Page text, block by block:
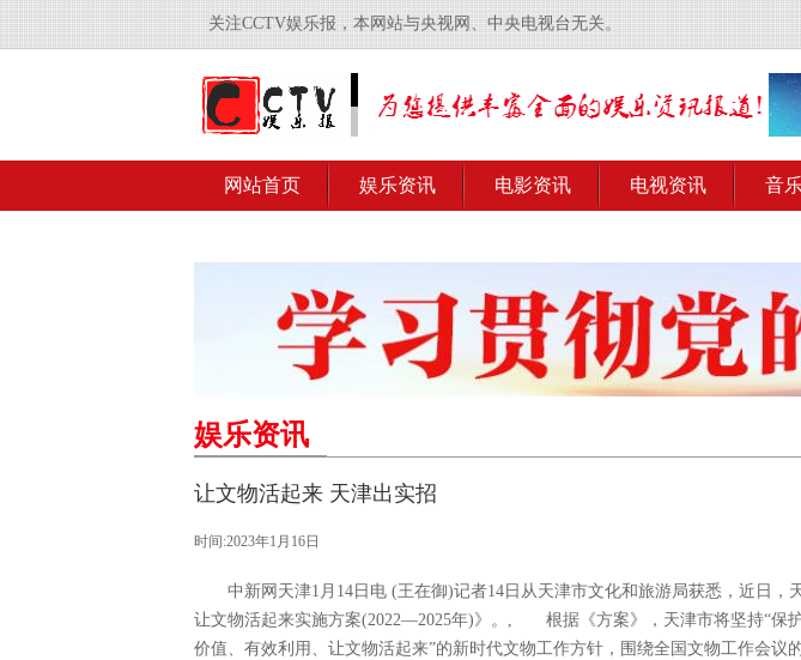
关注CCTV娱乐报，本网站与央视网、中央电视台无关。
网站首页 娱乐资讯 电影资讯 电视资讯 音
娱乐资讯
让文物活起来 天津出实招
时间:2023年1月16日
中新网天津1月14日电 (王在御)记者14日从天津市文化和旅游局获悉，近日，
让文物活起来实施方案(2022—2025年)》。, 根据《方案》，天津市将坚持“保
价值、有效利用、让文物活起来”的新时代文物工作方针，围绕全国文物工作会议